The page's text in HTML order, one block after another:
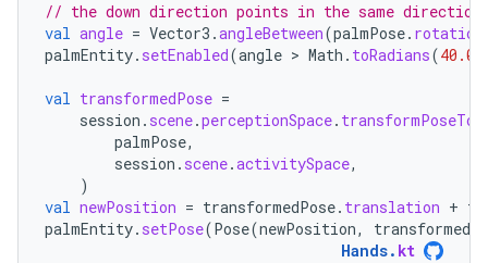
// the down direction points in the same direction
val angle = Vector3 .angleBetween(palmPose. rotation
palmEntity. setEnabled(angle > Math . toRadians(40.0
val transformedPose =
session . scene.perceptionSpace. transformPoseTo
palmPose,
session . scene.activitySpace,
)
val newPosition = transformedPose. translation +
palmEntity. setPose(Pose(newPosition,
Hands. kt